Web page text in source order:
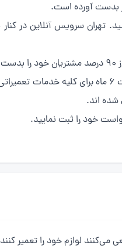
بدست آورده است.
تهران سرویس آنلاین در
مجموعه ما با آموزش بیش از ۱۰۰ تکنسین متخصص و کار آزموده در زمینه تعمیرات ماشین لباسشویی بوش
شده اند.
خود را ثبت نمایید.
لوازم خود را تعمیر